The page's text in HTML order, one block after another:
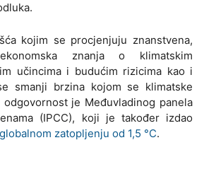
kojim se procjenjuju znanstvena,
znanja o klimatskim
učincima i budućim rizicima kao i
smanji brzina kojom se klimatske
odgovornost je Međuvladinog panela
(IPCC), koji je također izdao
zatopljenju od 1,5 °C.